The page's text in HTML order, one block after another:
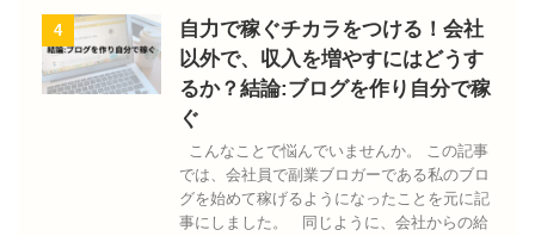
4
自力で稼ぐチカラをつける！会社
以外で、収入を増やすにはどうす
るか？結論:ブログを作り自分で稼
ぐ
こんなことで悩んでいませんか。 この記事
では、会社員で副業ブロガーである私のブロ
グを始めて稼げるようになったことを元に記
事にしました。 同じように、会社からの給